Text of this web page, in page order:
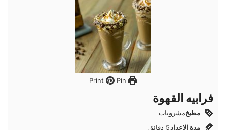
Pin
فرابيه القهوة
مطبخمشروبات
مدة الإعداد5 دقائق
دقائق